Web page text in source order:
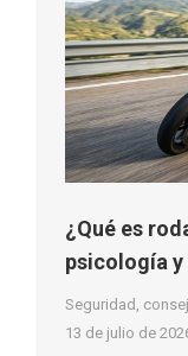
¿Qué es
psicología
Seguridad,
13 de julio de